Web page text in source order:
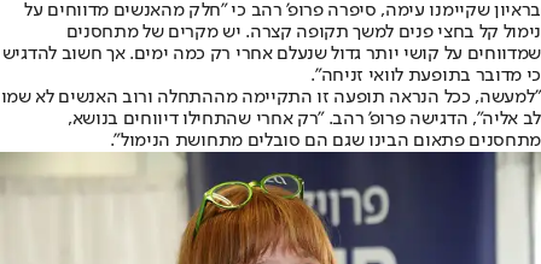
בראיון שקיימנו עימה, סיפרה פרופ' רהב כי "חלק מהאנשים מדווחים על
נימול קל בחצי פנים למשך תקופה קצרה. יש מקרים של מתחסנים
שמדווחים על קושי יותר גדול שנעלם אחרי רק כמה ימים. אך חשוב להדגיש
כי מדובר בתופעת לוואי זניחה".
"למעשה, ככל הנראה תופעה זו התקיימה מההתחלה ורוב האנשים לא שמו
לב אליה", הדגישה פרופ' רהב. "רק אחרי שהתחילו דיווחים בנושא,
מתחסנים פתאום הבינו שגם הם סובלים מתחושת הנימול".